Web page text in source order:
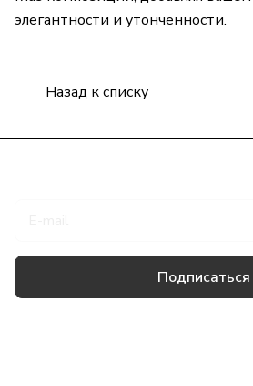
элегантности и утонченности.
Назад к списку
Подписаться